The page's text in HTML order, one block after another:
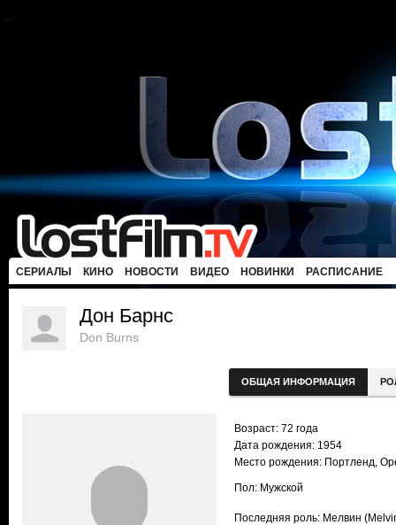
СЕРИАЛЫ КИНО НОВОСТИ ВИДЕО НОВИНКИ РАСПИСАНИЕ
Дон Барнс
Don Burns
ОБЩАЯ ИНФОРМАЦИЯ
Возраст: 72 года
Дата рождения: 1954
Место рождения: Портленд,
Пол: Мужской
Последняя роль: Мелвин